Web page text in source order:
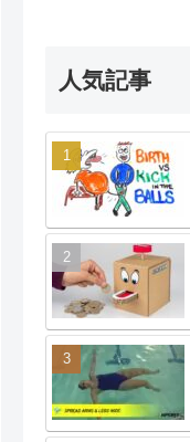
人気記事